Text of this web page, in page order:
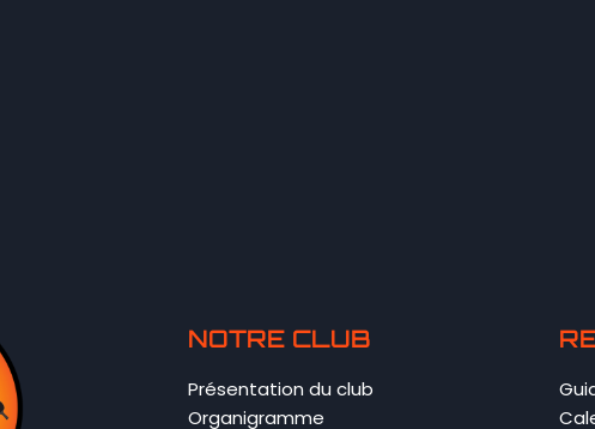
NOTRE CLUB
Présentation du club
Organigramme